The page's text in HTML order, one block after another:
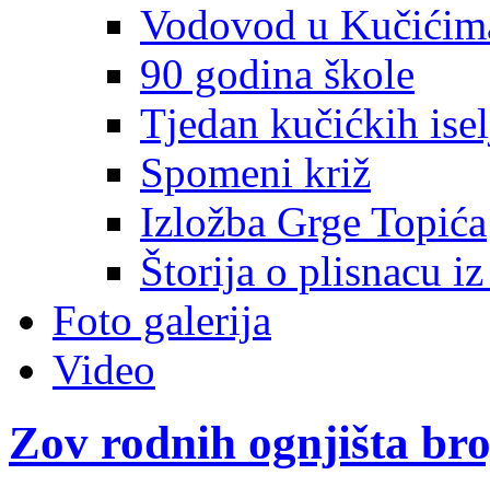
Vodovod u
90 godina škole
Tjedan kučićkih
Spomeni križ
Izložba Grge Topića
Štorija o plisnacu
Foto galerija
Video
Zov rodnih ognjišta